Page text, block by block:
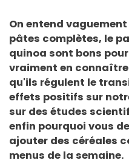
On entend
pâtes complètes, le
quinoa sont bons
vraiment en
qu'ils régulent le
effets positifs sur
sur des études
enfin pourquoi vous
ajouter des céréales
menus de la semaine.